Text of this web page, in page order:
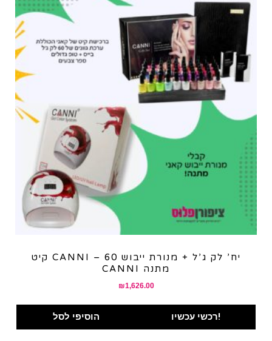
קיט CANNI – 60 יח’ לק ג’ל + מנורת ייבוש
CANNI מתנה
₪1,626.00
הוסיפי לסל רכשי עכשיו!